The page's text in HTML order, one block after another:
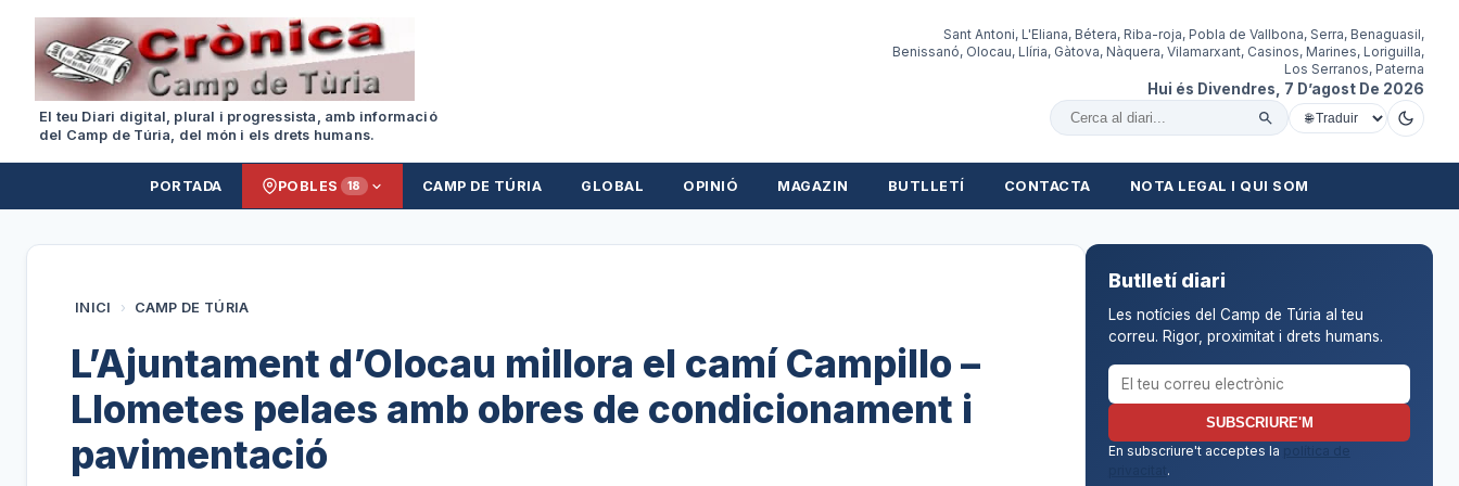
El teu Diari digital, plural i progressista, amb informació
del Camp de Túria, del món i els drets humans.
Sant Antoni, L'Eliana, Bétera, Riba-roja, Pobla de Vallbona, Serra, Benaguasil,
Benissanó, Olocau, Llíria, Gàtova, Nàquera, Vilamarxant, Casinos, Marines, Loriguilla,
Los Serranos, Paterna
Hui és Divendres, 7 D’agost De 2026
Cercar al diari
PORTADA POBLES 18 CAMP DE TÚRIA GLOBAL OPINIÓ MAGAZIN BUTLLETÍ CONTACTA NOTA LEGAL I QUI SOM
INICI › CAMP DE TÚRIA
L’Ajuntament d’Olocau millora el camí Campillo –
Llometes pelaes amb obres de condicionament i
pavimentació
Butlletí diari
Les notícies del Camp de Túria al teu
correu. Rigor, proximitat i drets humans.
Correu electrònic per al butlletí
SUBSCRIURE'M
En subscriure't acceptes la
política de
.